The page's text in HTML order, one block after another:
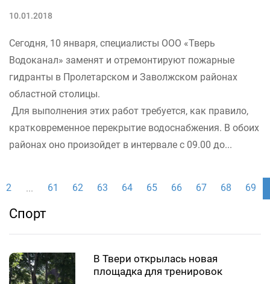
10.01.2018
Сегодня, 10 января, специалисты ООО «Тверь
Водоканал» заменят и отремонтируют пожарные
гидранты в Пролетарском и Заволжском районах
областной столицы.
Для выполнения этих работ требуется, как правило,
кратковременное перекрытие водоснабжения. В обоих
районах оно произойдет в интервале с 09.00 до...
2 ... 61 62 63 64 65 66 67 68 69
Спорт
В Твери открылась новая
площадка для тренировок